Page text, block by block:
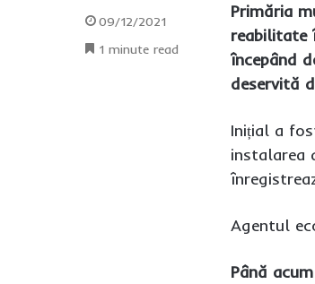
Primăria
reabilitate
începând
deservită
Inițial a
instalarea
Agentul
Până
09/12/2021
1 minute read